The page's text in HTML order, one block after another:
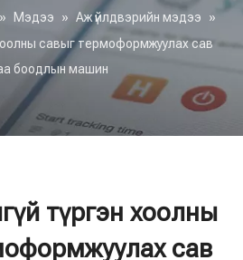
» Мэдээ » Аж үйлдвэрийн мэдээ
»
хоолны савыг термоформжуулах сав
боодлын машин
түргэн хоолны
сав